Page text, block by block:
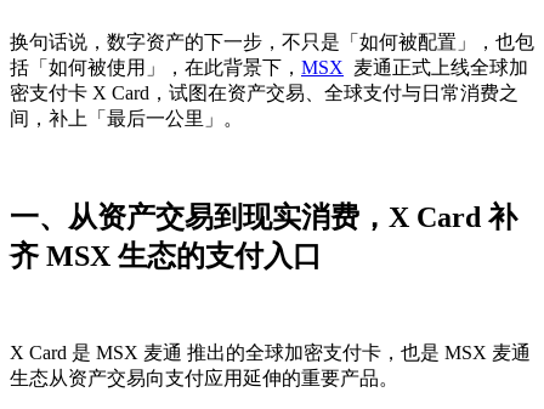
换句话说，数字资产的下一步，不只是「如何被配置」，也包
括「如何被使用」，在此背景下， MSX 麦通正式上线全球加
密支付卡 X Card，试图在资产交易、全球支付与日常消费之
间，补上「最后一公里」。
一、从资产交易到现实消费，X Card 补
齐 MSX 生态的支付入口
X Card 是 MSX 麦通 推出的全球加密支付卡，也是 MSX 麦通
生态从资产交易向支付应用延伸的重要产品。